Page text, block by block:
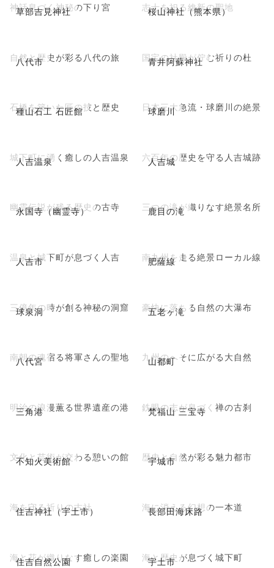
草部吉見神社
神話息づく神秘の下り宮 桜山神社（熊本県）
志士を祀る維新の聖地
八代市
自然と歴史が彩る八代の旅 青井阿蘇神社
国宝の社殿が佇む祈りの杜
種山石工 石匠館
石橋を築いた匠の技と歴史 球磨川
日本三大急流・球磨川の絶景
人吉温泉
城下町に湧く癒しの人吉温泉 人吉城
六百年の歴史を守る人吉城跡
永国寺（幽霊寺）
幽霊伝説が残る歴史の古寺 鹿目の滝
三つの滝が織りなす絶景名所
人吉市
温泉と城下町が息づく人吉 肥薩線
南九州を走る絶景ローカル線
球泉洞
三億年の時が創る神秘の洞窟 五老ヶ滝
豪快に落ちる自然の大瀑布
八代宮
南朝の魂宿る将軍さんの聖地 山都町
九州のへそに広がる大自然
三角港
明治の浪漫薫る世界遺産の港 梵福山 三宝寺
鉄眼の志が息づく禅の古刹
不知火美術館
文化と芸術が交わる憩いの館 宇城市
歴史と自然が彩る魅力都市
住吉神社（宇土市）
海を守る祈りの古社 長部田海床路
海に消える幻想の一本道
住吉自然公園
海と花が織りなす癒しの楽園 宇土市
海と歴史が息づく城下町